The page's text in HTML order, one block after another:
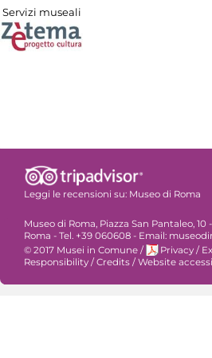
Servizi museali
Leggi le recensioni su: Museo di Roma
Museo di Roma, Piazza San Pantaleo, 10
Roma - Tel. +39 060608 - Email:
© 2017 Musei in Comune / Privacy /
Responsibility / Credits / Website